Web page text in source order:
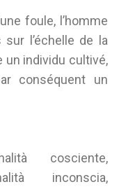
foule, l’homme
l’échelle de la
un individu cultivé,
conséquent un
cosciente,
inconscia,